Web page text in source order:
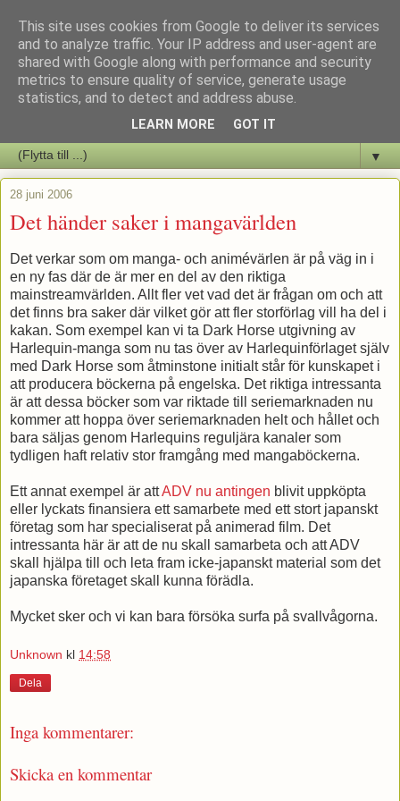
Staffars Seriers Blog
Vi skriver om serienyheter av alla de slag samt om vad som sker i
▼
28 juni 2006
Det händer saker i mangavärlden
Det verkar som om manga- och animévärlen är på väg in i
en ny fas där de är mer en del av den riktiga
mainstreamvärlden. Allt fler vet vad det är frågan om och att
det finns bra saker där vilket gör att fler storförlag vill ha del i
kakan. Som exempel kan vi ta Dark Horse utgivning av
Harlequin-manga som nu tas över av Harlequinförlaget själv
med Dark Horse som åtminstone initialt står för kunskapet i
att producera böckerna på engelska. Det riktiga intressanta
är att dessa böcker som var riktade till seriemarknaden nu
kommer att hoppa över seriemarknaden helt och hållet och
bara säljas genom Harlequins reguljära kanaler som
tydligen haft relativ stor framgång med mangaböckerna.
Ett annat exempel är attADV nu antingen blivit uppköpta
eller lyckats finansiera ett samarbete med ett stort japanskt
företag som har specialiserat på animerad film. Det
intressanta här är att de nu skall samarbeta och att ADV
skall hjälpa till och leta fram icke-japanskt material som det
japanska företaget skall kunna förädla.
Mycket sker och vi kan bara försöka surfa på svallvågorna.
Unknown kl 14:58
Dela
Inga kommentarer:
Skicka en kommentar
This site uses cookies from Google to deliver its services
and to analyze traffic. Your IP address and user-agent are
shared with Google along with performance and security
metrics to ensure quality of service, generate usage
statistics, and to detect and address abuse.
LEARN MORE GOT IT